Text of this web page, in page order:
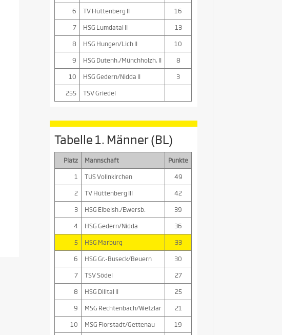
6
TV Hüttenberg II
16
7
HSG Lumdatal II
13
8
HSG Hungen/Lich II
10
9
HSG Dutenh./Münchholzh. II
8
10
HSG Gedern/Nidda II
3
255
TSV Griedel
Tabelle 1. Männer (BL)
Platz Mannschaft
Punkte
1
TUS Vollnkirchen
49
2
TV Hüttenberg III
42
3
HSG Eibelsh./Ewersb.
39
4
HSG Gedern/Nidda
36
5
HSG Marburg
33
6
HSG Gr.-Buseck/Beuern
30
7
TSV Södel
27
8
HSG Dilltal II
25
9
MSG Rechtenbach/Wetzlar
21
10
MSG Florstadt/Gettenau
19